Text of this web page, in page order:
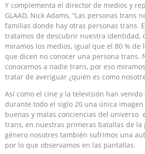
Y complementa el director de medios y
GLAAD, Nick Adams, “Las personas trans
familias donde hay otras personas trans.
tratamos de descubrir nuestra identidad,
miramos los medios, igual que el 80 % de
que dicen no conocer una persona trans.
conocemos a nadie trans, por eso
tratar de averiguar ¿quién es como
Así como el cine y la televisión han
durante todo el siglo 20 una única
buenas y malas conciencias del universo
trans, en nuestras primeras batallas de la
género nosotres también sufrimos una
por lo que observamos en las pantallas.